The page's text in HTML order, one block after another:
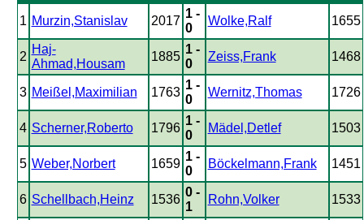
1 Murzin,Stanislav 2017
1 -
0
Wolke,Ralf 1655
2
Haj-
Ahmad,Housam
1885
1 -
0
Zeiss,Frank 1468
3 Meißel,Maximilian 1763
1 -
0
Wernitz,Thomas 1726
4 Scherner,Roberto 1796
1 -
0
Mädel,Detlef 1503
5 Weber,Norbert 1659
1 -
0
Böckelmann,Frank 1451
6 Schellbach,Heinz 1536
0 -
1
Rohn,Volker 1533